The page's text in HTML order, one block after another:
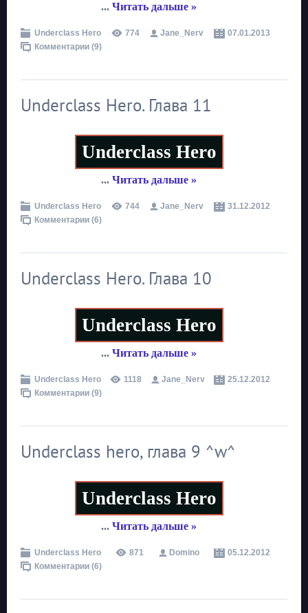
... Читать дальше »
Underclass Hero 774 Jane_Nerv
07.01.2013
Комментарии (9)
Underclass Hero. Глава 11
Underclass Hero
... Читать дальше »
Underclass Hero 744 Jane_Nerv
31.12.2012
Комментарии (6)
Underclass Hero. Глава 10
Underclass Hero
... Читать дальше »
Underclass Hero 1118 Jane_Nerv
25.12.2012
Комментарии (9)
Underclass hero, глава 9 ^w^
Underclass Hero
... Читать дальше »
Underclass Hero 871 Domino
05.12.2012
Комментарии (6)